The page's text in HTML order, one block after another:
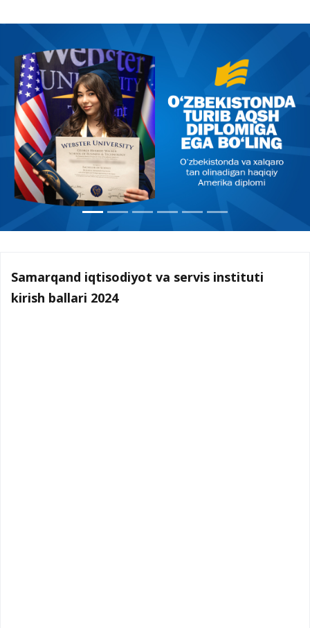
Samarqand iqtisodiyot va servis instituti
kirish ballari 2024